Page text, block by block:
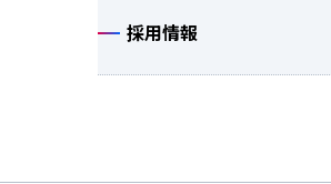
採用情報